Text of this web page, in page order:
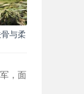
与柔
，面